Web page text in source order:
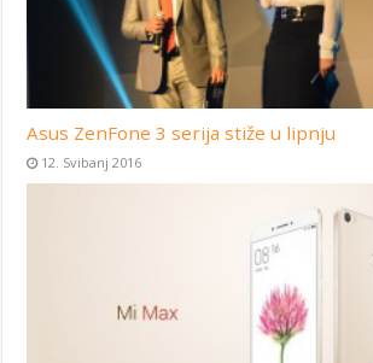
Asus ZenFone 3 serija stiže u lipnju
12. Svibanj 2016